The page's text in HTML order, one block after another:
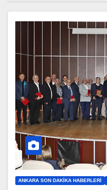
ANKARA SON DAKIKA HABERLERI